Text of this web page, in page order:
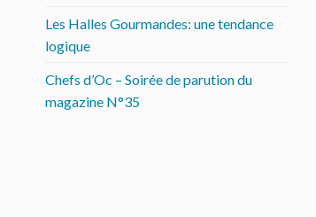
Les Halles Gourmandes: une tendance
logique
Chefs d’Oc – Soirée de parution du
magazine N°35